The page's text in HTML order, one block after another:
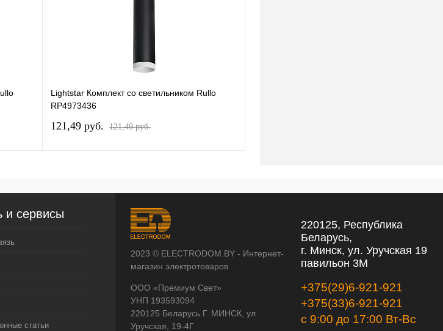
Lightstar Комплект со светильником Rullo
RP4973436
121,49 pуб. 121,49 pуб.
сервисы
статьи
2023 © ELECTRODOM.BY - Интернет-
магазин электротоваров
ООО «Премиум Свет»
УНП 193593094
220125 Беларусь Г. МИНСК, ул
Уручская, 19-4Г
220125, Республика
Беларусь,
г. Минск, ул. Уручская 19
павильон 3М
+375(29)6-921-921
+375(33)6-921-921
с 9:00 до 17:00 Вт-Вс